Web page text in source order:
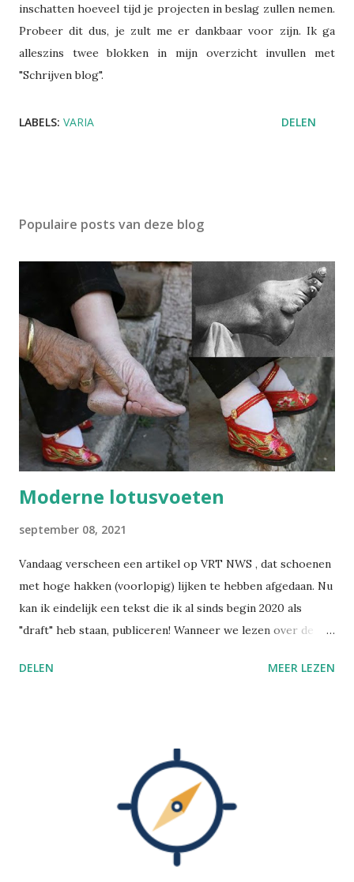
inschatten hoeveel tijd je projecten in beslag zullen nemen.
Probeer dit dus, je zult me er dankbaar voor zijn. Ik ga
alleszins twee blokken in mijn overzicht invullen met
"Schrijven blog".
LABELS: VARIA DELEN
Populaire posts van deze blog
Moderne lotusvoeten
september 08, 2021
Vandaag verscheen een artikel op VRT NWS , dat schoenen
met hoge hakken (voorlopig) lijken te hebben afgedaan. Nu
kan ik eindelijk een tekst die ik al sinds begin 2020 als
"draft" heb staan, publiceren! Wanneer we lezen over de
we van zulke barbaarse martelpraktijken. Hoe heeft een
beoordelen, wanneer je zelf in die cultuur verweven zit.
Voetinbinden Ik ga dit cultureel gegeven toch even
kaderen. De praktijk van voetinbinden heeft zich in China
ontwikkeld tijdens de Tang-dynastie (618-907 na Chr.). Het
hield in dat men bij jonge meisjes de voeten omzwachtelde.
DELEN MEER LEZEN